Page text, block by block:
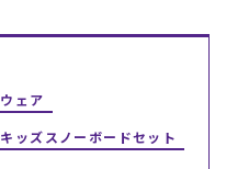
ウェア
キッズスノーボードセット